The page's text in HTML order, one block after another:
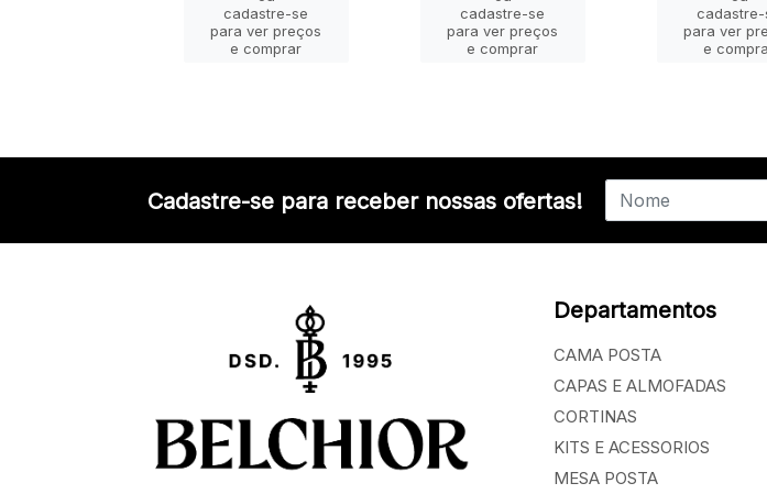
cadastre-se
para ver preços
e comprar
cadastre-se
para ver preços
e comprar
cadastre-
para ver
e
Cadastre-se para receber nossas ofertas!
Departamentos
CAMA POSTA
CAPAS E ALMOFADAS
CORTINAS
KITS E ACESSORIOS
MESA POSTA